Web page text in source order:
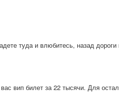
туда и влюбитесь, назад дороги
вип билет за 22 тысячи. Для